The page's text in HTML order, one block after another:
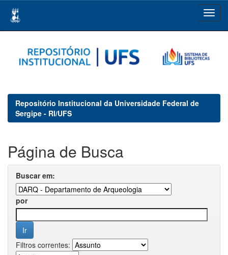
navigation
Repositório Institucional da Universidade Federal de
Sergipe - RI/UFS
Página de Busca
Buscar em:
por
Filtros correntes: